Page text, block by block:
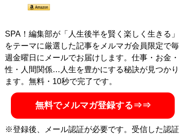
SPA！編集部が「人生後半を賢く楽しく生きる」
をテーマに厳選した記事をメルマガ会員限定で毎
週金曜日にメールでお届けします。仕事・お金・
性・人間関係…人生を豊かにする秘訣が見つかり
ます。無料・10秒で完了です。
無料でメルマガ登録する⇒⇒
※登録後、メール認証が必要です。受信した認証